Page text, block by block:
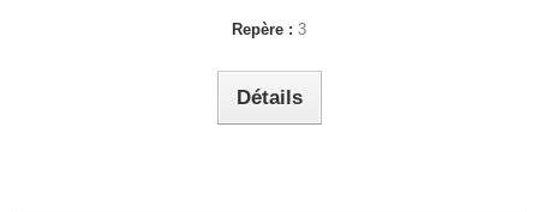
Repère : 3
Détails